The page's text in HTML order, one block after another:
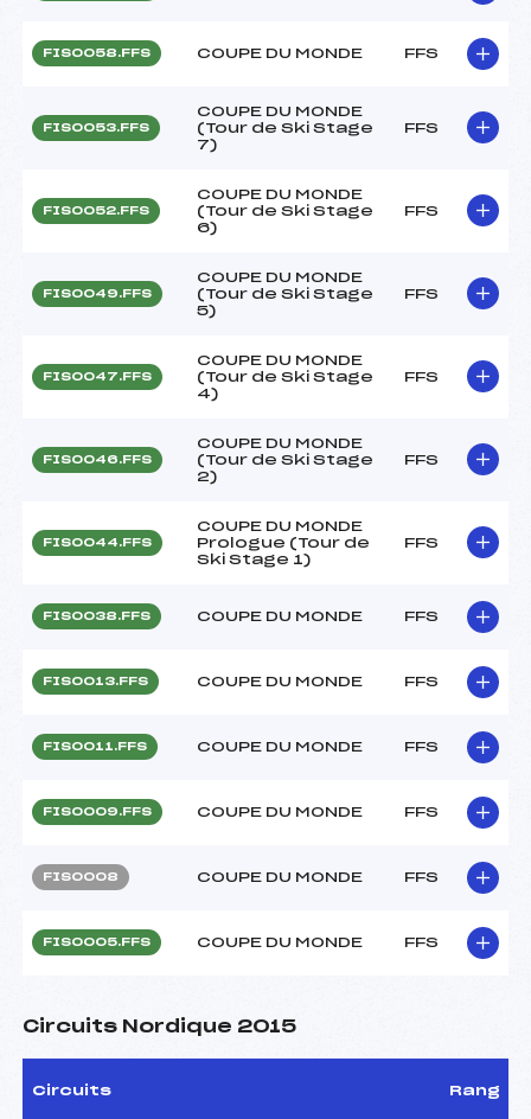
FIS0058.FFS COUPE DU MONDE FFS
FIS0053.FFS
COUPE DU MONDE
(Tour de Ski Stage
7)
FFS
FIS0052.FFS
COUPE DU MONDE
(Tour de Ski Stage
6)
FFS
FIS0049.FFS
COUPE DU MONDE
(Tour de Ski Stage
5)
FFS
FIS0047.FFS
COUPE DU MONDE
(Tour de Ski Stage
4)
FFS
FIS0046.FFS
COUPE DU MONDE
(Tour de Ski Stage
2)
FFS
FIS0044.FFS
COUPE DU MONDE
Prologue (Tour de
Ski Stage 1)
FFS
FIS0038.FFS COUPE DU MONDE FFS
FIS0013.FFS COUPE DU MONDE FFS
FIS0011.FFS COUPE DU MONDE FFS
FIS0009.FFS COUPE DU MONDE FFS
FIS0008 COUPE DU MONDE FFS
FIS0005.FFS COUPE DU MONDE FFS
Circuits Nordique 2015
Circuits Rang